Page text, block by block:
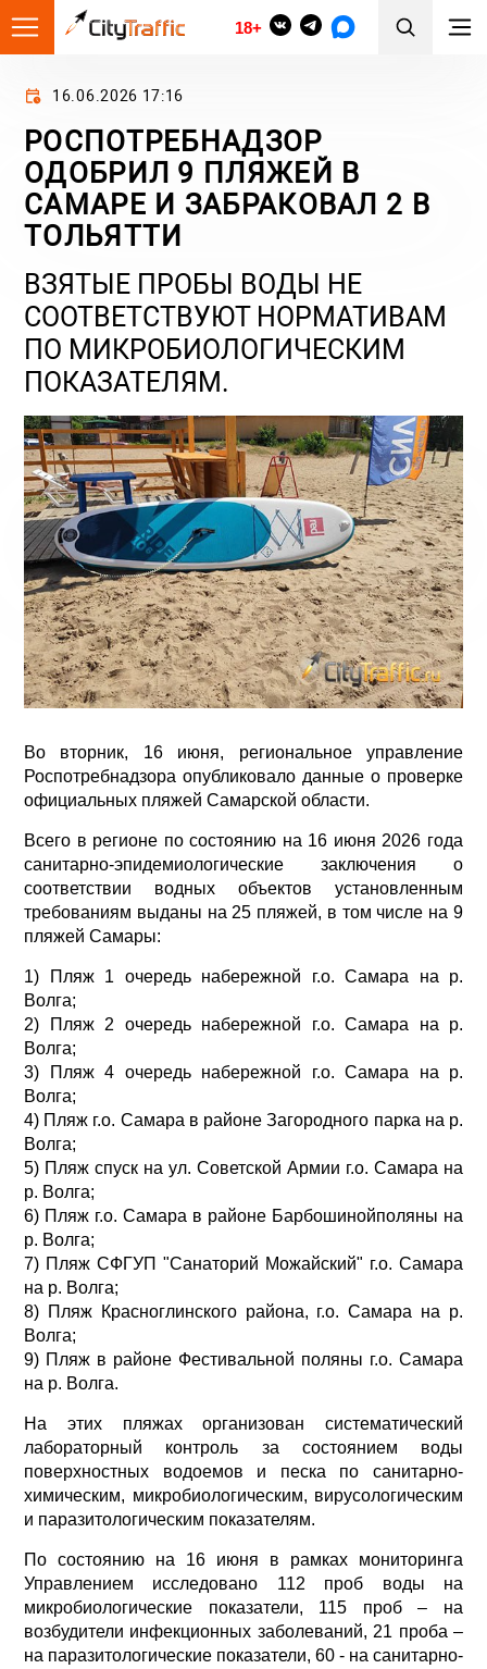
18+
16.06.2026 17:16
РОСПОТРЕБНАДЗОР
ОДОБРИЛ 9 ПЛЯЖЕЙ В
САМАРЕ И ЗАБРАКОВАЛ 2 В
ТОЛЬЯТТИ
ВЗЯТЫЕ ПРОБЫ ВОДЫ НЕ
СООТВЕТСТВУЮТ НОРМАТИВАМ
ПО МИКРОБИОЛОГИЧЕСКИМ
ПОКАЗАТЕЛЯМ.
Во вторник, 16 июня, региональное управление
Роспотребнадзора опубликовало данные о проверке
официальных пляжей Самарской области.
Всего в регионе по состоянию на 16 июня 2026 года
санитарно-эпидемиологические заключения о
соответствии водных объектов установленным
требованиям выданы на 25 пляжей, в том числе на 9
пляжей Самары:
1) Пляж 1 очередь набережной г.о. Самара на р.
Волга;
2) Пляж 2 очередь набережной г.о. Самара на р.
Волга;
3) Пляж 4 очередь набережной г.о. Самара на р.
Волга;
4) Пляж г.о. Самара в районе Загородного парка на р.
Волга;
5) Пляж спуск на ул. Советской Армии г.о. Самара на
р. Волга;
6) Пляж г.о. Самара в районе Барбошинойполяны на
р. Волга;
7) Пляж СФГУП "Санаторий Можайский" г.о. Самара
на р. Волга;
8) Пляж Красноглинского района, г.о. Самара на р.
Волга;
9) Пляж в районе Фестивальной поляны г.о. Самара
на р. Волга.
На этих пляжах организован систематический
лабораторный контроль за состоянием воды
поверхностных водоемов и песка по санитарно-
химическим, микробиологическим, вирусологическим
и паразитологическим показателям.
По состоянию на 16 июня в рамках мониторинга
Управлением исследовано 112 проб воды на
микробиологические показатели, 115 проб – на
возбудители инфекционных заболеваний, 21 проба –
на паразитологические показатели, 60 - на санитарно-